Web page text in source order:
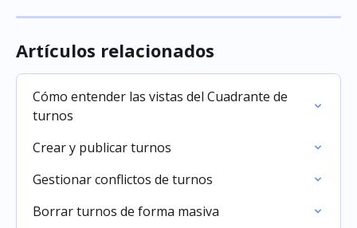
Artículos relacionados
Cómo entender las vistas del Cuadrante de
turnos
Crear y publicar turnos
Gestionar conflictos de turnos
Borrar turnos de forma masiva